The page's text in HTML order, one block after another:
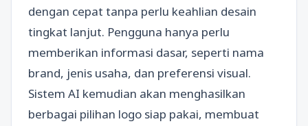
dengan cepat tanpa perlu keahlian desain
tingkat lanjut. Pengguna hanya perlu
memberikan informasi dasar, seperti nama
brand, jenis usaha, dan preferensi visual.
Sistem AI kemudian akan menghasilkan
berbagai pilihan logo siap pakai, membuat